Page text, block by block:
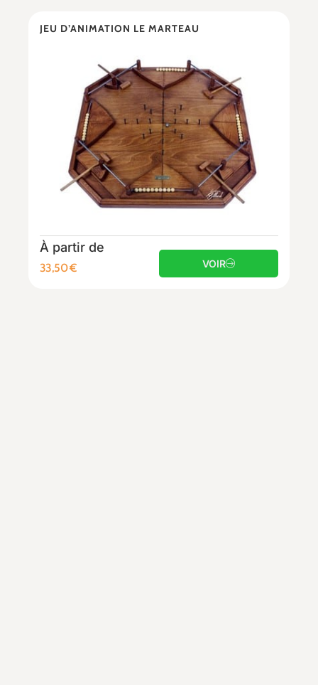
JEU D’ANIMATION LE MARTEAU
À partir de
33,50€ VOIR